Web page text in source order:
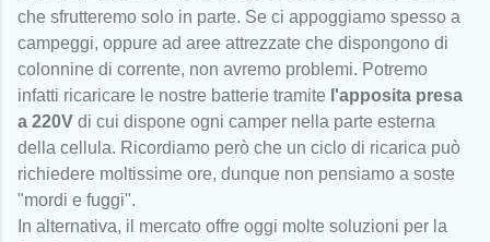
che sfrutteremo solo in parte. Se ci appoggiamo spesso a
campeggi, oppure ad aree attrezzate che dispongono di
colonnine di corrente, non avremo problemi. Potremo
infatti ricaricare le nostre batterie tramite l'apposita presa
a 220V di cui dispone ogni camper nella parte esterna
della cellula. Ricordiamo però che un ciclo di ricarica può
richiedere moltissime ore, dunque non pensiamo a soste
"mordi e fuggi".
In alternativa, il mercato offre oggi molte soluzioni per la